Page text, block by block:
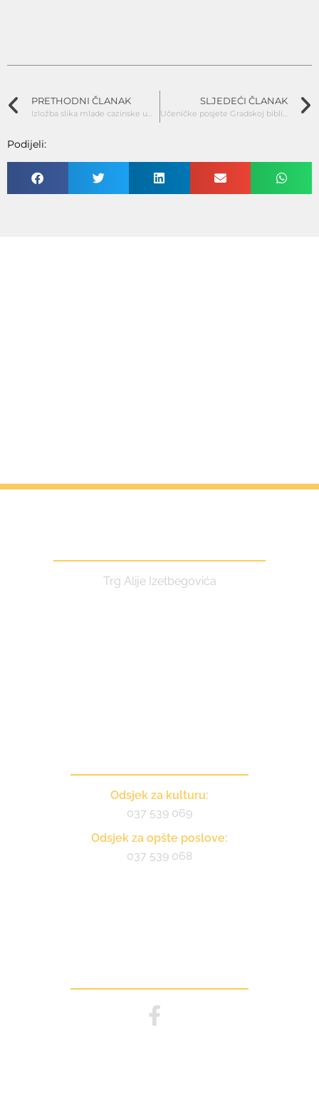
PRETHODNI ČLANAK
Izložba slika mlade cazinske umjetnice Emine Handanagić
SLJEDEĆI ČLANAK
Učeničke posjete Gradskoj biblioteci
Podijeli:
Trg Alije Izetbegovića
Odsjek za kulturu:
037 539 069
Odsjek za opšte poslove:
037 539 068